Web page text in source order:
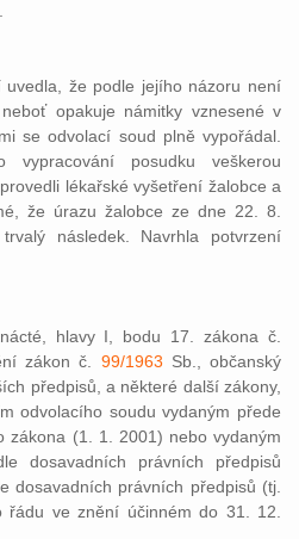
že podle jejího názoru není
opakuje námitky vznesené v
se odvolací soud plně vypořádal.
posudku veškerou
lékařské vyšetření žalobce a
že úrazu žalobce ze dne 22. 8.
následek. Navrhla potvrzení
hlavy I, bodu 17. zákona č.
zákon č. 99/1963 Sb., občanský
předpisů, a některé další zákony,
odvolacího soudu vydaným přede
zákona (1. 1. 2001) nebo vydaným
dosavadních právních předpisů
dosavadních právních předpisů (tj.
řádu ve znění účinném do 31. 12.